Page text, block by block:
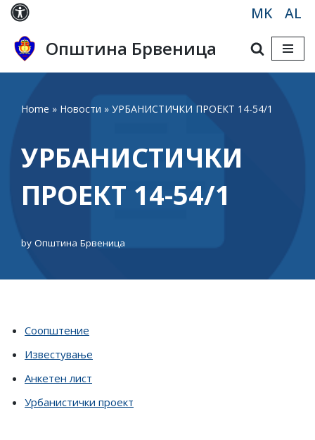
Skip
to
content
MK AL
Општина Брвеница
Home » Новости » УРБАНИСТИЧКИ ПРОЕКТ 14-54/1
УРБАНИСТИЧКИ
ПРОЕКТ 14-54/1
by Општина Брвеница
Соопштение
Известување
Анкетен лист
Урбанистички проект